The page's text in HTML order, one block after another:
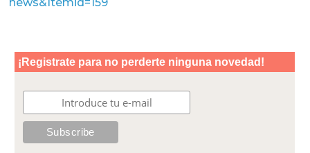
news&Itemid=159